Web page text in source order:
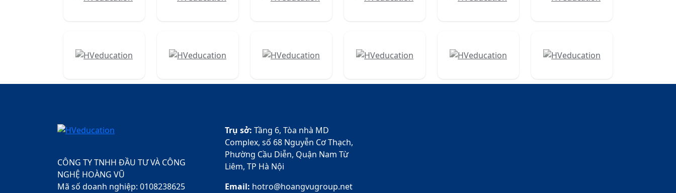
CÔNG TY TNHH ĐẦU TƯ VÀ CÔNG
NGHỆ HOÀNG VŨ
Mã số doanh nghiệp: 0108238625
Trụ sở: Tầng 6, Tòa nhà MD
Complex, số 68 Nguyễn Cơ Thạch,
Phường Cầu Diễn, Quận Nam Từ
Liêm, TP Hà Nội
Email: hotro@hoangvugroup.net